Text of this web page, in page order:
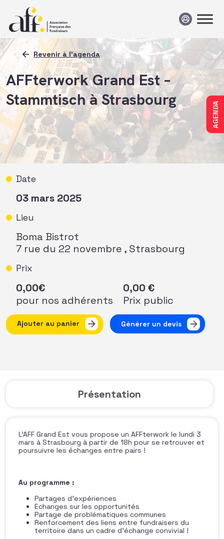
AGENDA
Revenir à l'agenda
AFFterwork Grand Est –
Stammtisch à Strasbourg
Date
03 mars 2025
Lieu
Boma Bistrot
7 rue du 22 novembre , Strasbourg
Prix
0,00€
pour nos adhérents
0,00 €
Prix public
quantité de AFFterwork Grand Est - Stammtisch à
Ajouter au panier Générer un devis
Présentation
L’AFF Grand Est vous propose un AFFterwork le lundi 3
mars à Strasbourg à partir de 18h pour se retrouver et
poursuivre les échanges entre pairs !
Au programme :
Partages d’expériences
Echanges sur les opportunités
Partage de problématiques communes
Renforcement des liens entre fundraisers du
territoire dans un cadre d’échange convivial !